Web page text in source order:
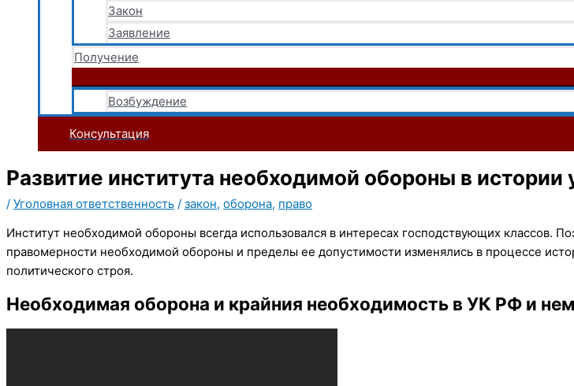
Закон
Заявление
Получение
Возбуждение
Консультация
Развитие института необходимой обороны в истории
/ Уголовная ответственность / закон, оборона, право
Институт необходимой обороны всегда использовался в интересах господствующих классов.
правомерности необходимой обороны и пределы ее допустимости изменялись в процессе
политического строя.
Необходимая оборона и крайния необходимость в УК РФ и